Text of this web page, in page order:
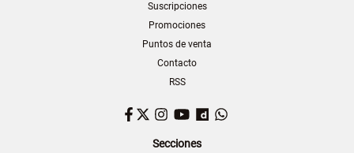
Suscripciones
Promociones
Puntos de venta
Contacto
RSS
Facebook
TwitterInstagram
YouTubeDailymotion
Secciones